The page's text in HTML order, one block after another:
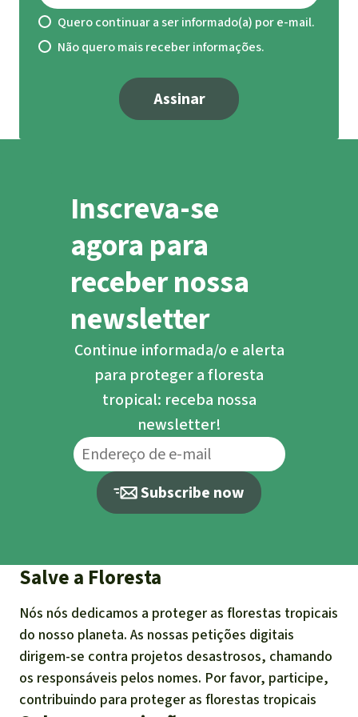
afro-equatorianas é indivisível, irrevogável e
intransmissível.
se pronuncian sobre intimidación y
criminalización contra líderes ambientales:
https://es.mongabay.com/2023/05/onu-se-
criminalizacion-contra-lideres-ambientales-
ecuador/
OHCHR Palácio das Nações Unidas (UN) 2022.
Ref.: AL OTH 80/2022:
https://spcommreports.ohchr.org/TMResults
Base/DownLoadPublicCommunicationFile?
gId=27475
General Mills (2022). Statement on
responsible palm oil sourcing:
https://www.generalmills.com/how-we-
make-it/healthier-planet/sustainable-and-
responsible-sourcing/palm-oil
Nestle (2021). Supply Chain Disclosure Palm
6/https://www.nestle.com/sites/default/files
oil.pdf
PepsiCo (2022). PepsiCo Palm Oil Mill List
2021:https://www.pepsico.com/docs/default-
source/sustainability-and-esg-
Quero continuar a ser informado(a) por e-mail.
Não quero mais receber informações.
Assinar
Inscreva-se
agora para
receber nossa
newsletter
Continue informada/o e alerta
para proteger a floresta
tropical: receba nossa
newsletter!
Subscribe now
Salve a Floresta
Nós nós dedicamos a proteger as florestas tropicais
do nosso planeta. As nossas petições digitais
dirigem-se contra projetos desastrosos, chamando
os responsáveis pelos nomes. Por favor, participe,
contribuindo para proteger as florestas tropicais